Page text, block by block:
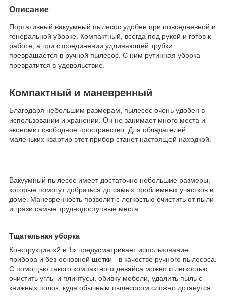
Описание
Портативный вакуумный пылесос удобен при повседневной и
генеральной уборке. Компактный, всегда под рукой и готов к
работе, а при отсоединении удлиняющей трубки
превращается в ручной пылесос. С ним рутинная уборка
превратится в удовольствие.
Компактный и маневренный
Благодаря небольшим размерам, пылесос очень удобен в
использовании и хранении. Он не занимает много места и
экономит свободное пространство. Для обладателей
маленьких квартир этот прибор станет настоящей находкой.
Вакуумный пылесос имеет достаточно небольшие размеры,
которые помогут добраться до самых проблемных участков в
доме. Маневренность позволит с легкостью очистить от пыли
и грязи самые труднодоступные места.
Тщательная уборка
Конструкция «2 в 1» предусматривает использование
прибора и без основной щетки - в качестве ручного пылесоса.
С помощью такого компактного девайса можно с легкостью
очистить углы и плинтусы, обивку мебели, удалить пыль с
книжных полок, куда обычным пылесосом сложно дотянутся.